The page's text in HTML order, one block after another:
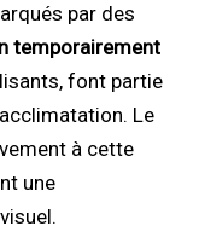
par des
temporairement
font partie
Le
à cette
une